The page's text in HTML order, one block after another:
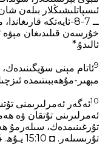
ــ 7-8-ئايەتكە
خۇرسەن قىلىدىغان مېۋە
ئالىدۇ.*
9ئاتام مېنى
مېھىر-مۇھەببىتىمدە
10ئەگەر ئەمرلىرىمنى
ئەمرلىرىنى تۇتقان ۋە
تۇرغىنىمدەك، سىلەرمۇ
تۇرىسىلەر. ◘ 15:10 يـۇھ. 14‏:15، 21، 23؛ 1يۇھ. 5‏:3. *